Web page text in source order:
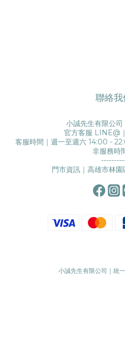
聯絡我
小誠先生有限公司
官方客服 LINE@｜
客服時間｜週一至週六 14:00 -
非服務時
門市資訊｜高雄市林
小誠先生有限公司｜統